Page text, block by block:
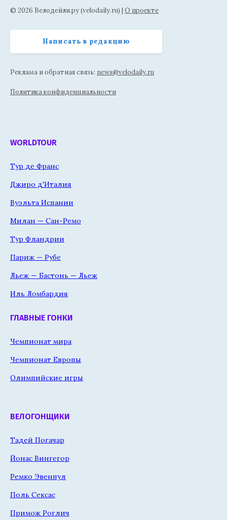
© 2026 Велодейли.ру (velodaily.ru) | О проекте
Написать в редакцию
Реклама и обратная связь: news@velodaily.ru
Политика конфиденциальности
WORLDTOUR
Тур де Франс
Джиро д'Италия
Вуэльта Испании
Милан — Сан-Ремо
Тур Фландрии
Париж — Рубе
Льеж — Бастонь — Льеж
Иль Ломбардия
ГЛАВНЫЕ ГОНКИ
Чемпионат мира
Чемпионат Европы
Олимпийские игры
ВЕЛОГОНЩИКИ
Тадей Погачар
Йонас Вингегор
Ремко Эвенпул
Поль Сексас
Примож Роглич